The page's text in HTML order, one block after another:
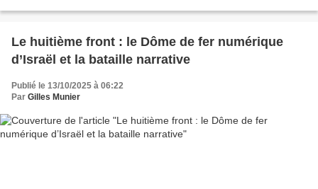
Le huitième front : le Dôme de fer numérique
d’Israël et la bataille narrative
Publié le 13/10/2025 à 06:22
Par Gilles Munier